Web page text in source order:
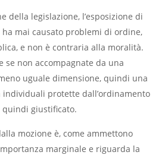
della legislazione, l’esposizione di
mai causato problemi di ordine,
e non è contraria alla moralità.
se non accompagnate da una
uguale dimensione, quindi una
protette dall’ordinamento
giustificato.
mozione è, come ammettono
marginale e riguarda la